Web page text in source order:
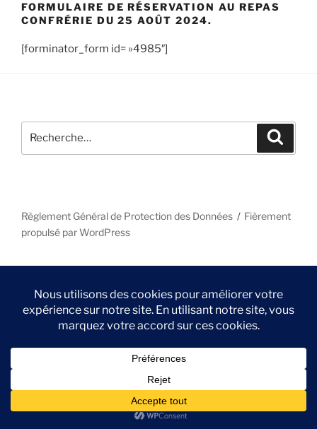
FORMULAIRE DE RÉSERVATION AU REPAS
CONFRÉRIE DU 25 AOÛT 2024.
[forminator_form id= »4985″]
pour
Règlement Général de Protection des Données
Fièrement
propulsé par WordPress